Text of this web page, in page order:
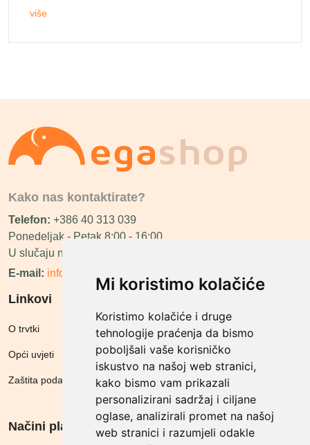
Mi koristimo kolačiće
Koristimo kolačiće i druge
tehnologije praćenja da bismo
poboljšali vaše korisničko
iskustvo na našoj web stranici,
kako bismo vam prikazali
personalizirani sadržaj i ciljane
oglase, analizirali promet na našoj
web stranici i razumjeli odakle
više
Kako nas kontaktirate?
Telefon: +386 40 313 039
Ponedeljak - Petak 8:00 - 16:00
U slučaju neraspoloživosti ćemo vas nazvati.
E-mail: info@megashop.hr
Linkovi
O trvtki
Opći uvjeti
Zaštita podataka
Načini plačanja